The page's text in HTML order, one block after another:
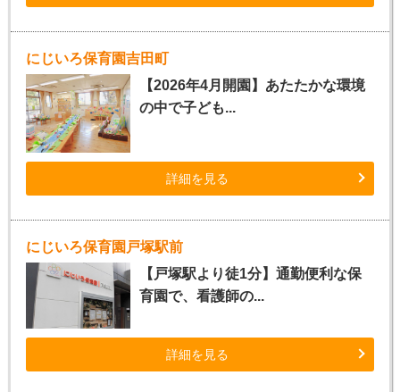
にじいろ保育園吉田町
【2026年4月開園】あたたかな環境
の中で子ども...
詳細を見る
にじいろ保育園戸塚駅前
【戸塚駅より徒1分】通勤便利な保
育園で、看護師の...
詳細を見る